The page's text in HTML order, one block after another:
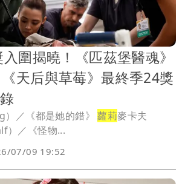
圍揭曉！《匹茲堡醫魂》
天后與草莓》最終季24獎
）／《都是她的錯》蘿莉麥卡夫
）／《怪物...
07/09 19:52